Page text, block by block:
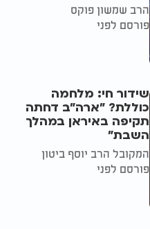
הרב שמשון פוקס
פורסם לפני
שידור חי: מלחמה
כוללת? ״ארה"ב דחתה
תקיפה באיראן במהלך
השבת״
המקובל הרב יוסף ביטון
פורסם לפני